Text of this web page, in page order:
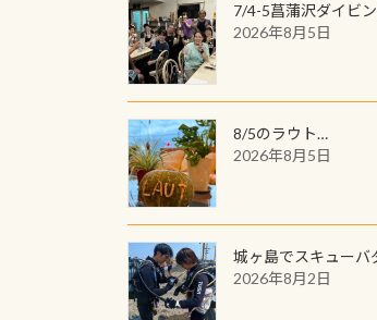
7/4-5菖蒲沢ダイビ
2026年8月5日
8/5のラウト…
2026年8月5日
城ヶ島でスキューバ
2026年8月2日